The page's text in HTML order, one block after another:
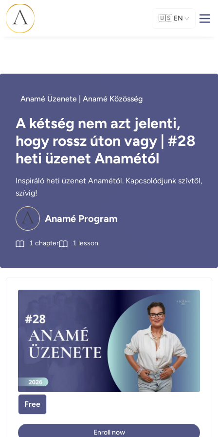
🇺🇸 EN
Anamé Üzenete | Anamé Közösség
A kétség nem azt jelenti,
hogy rossz úton vagy | #28
heti üzenet Anamétól
Inspiráló heti üzenet Anamétól. Kapcsolódjunk szívtől,
szívig!
Anamé Program
1 chapter 1 lesson
Free
Enroll now